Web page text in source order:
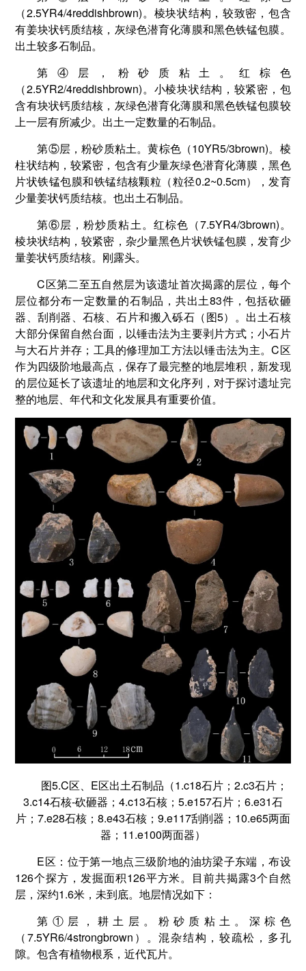
（2.5YR4/4reddishbrown)。棱块状结构，较致密，包含
有姜块状钙质结核，灰绿色潜育化薄膜和黑色铁锰包膜。
出土较多石制品。
第④层，粉砂质粘土。红棕色
（2.5YR2/4reddishbrown)。小棱块状结构，较紧密，包
含有块状钙质结核，灰绿色潜育化薄膜和黑色铁锰包膜较
上一层有所减少。出土一定数量的石制品。
第⑤层，粉砂质粘土。黄棕色（10YR5/3brown)。棱
柱状结构，较紧密，包含有少量灰绿色潜育化薄膜，黑色
片状铁锰包膜和铁锰结核颗粒（粒径0.2~0.5cm），发育
少量姜状钙质结核。也出土石制品。
第⑥层，粉炒质粘土。红棕色（7.5YR4/3brown)。
棱块状结构，较紧密，杂少量黑色片状铁锰包膜，发育少
量姜状钙质结核。刚露头。
C区第二至五自然层为该遗址首次揭露的层位，每个
层位都分布一定数量的石制品，共出土83件，包括砍砸
器、刮削器、石核、石片和搬入砾石（图5）。出土石核
大部分保留自然台面，以锤击法为主要剥片方式；小石片
与大石片并存；工具的修理加工方法以锤击法为主。C区
作为四级阶地最高点，保存了最完整的地层堆积，新发现
的层位延长了该遗址的地层和文化序列，对于探讨遗址完
整的地层、年代和文化发展具有重要价值。
图5.C区、E区出土石制品（1.c18石片；2.c3石片；
3.c14石核-砍砸器；4.c13石核；5.e157石片；6.e31石
片；7.e28石核；8.e43石核；9.e117刮削器；10.e65两面
器；11.e100两面器）
E区：位于第一地点三级阶地的油坊梁子东端，布设
126个探方，发掘面积126平方米。目前共揭露3个自然
层，深约1.6米，未到底。地层情况如下：
第①层，耕土层。粉砂质粘土。深棕色
（7.5YR6/4strongbrown）。混杂结构，较疏松，多孔
隙。包含有植物根系，近代瓦片。